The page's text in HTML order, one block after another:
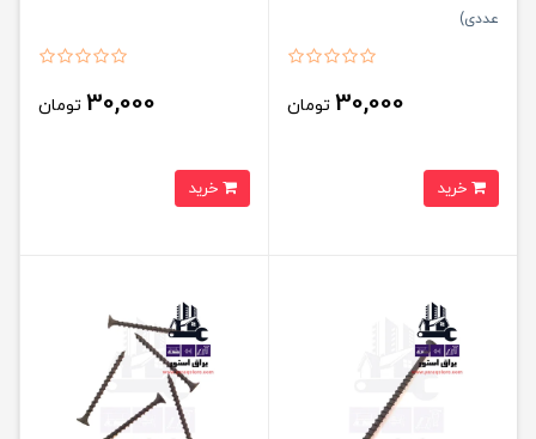
عددی)
30,000 تومان 30,000 تومان